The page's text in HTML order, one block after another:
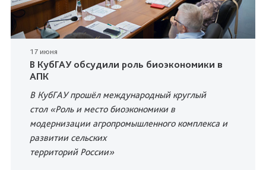
17 июня
В КубГАУ обсудили роль биоэкономики в
АПК
В КубГАУ прошёл международный круглый
стол «Роль и место биоэкономики в
модернизации агропромышленного комплекса и
развитии сельских
территорий России»